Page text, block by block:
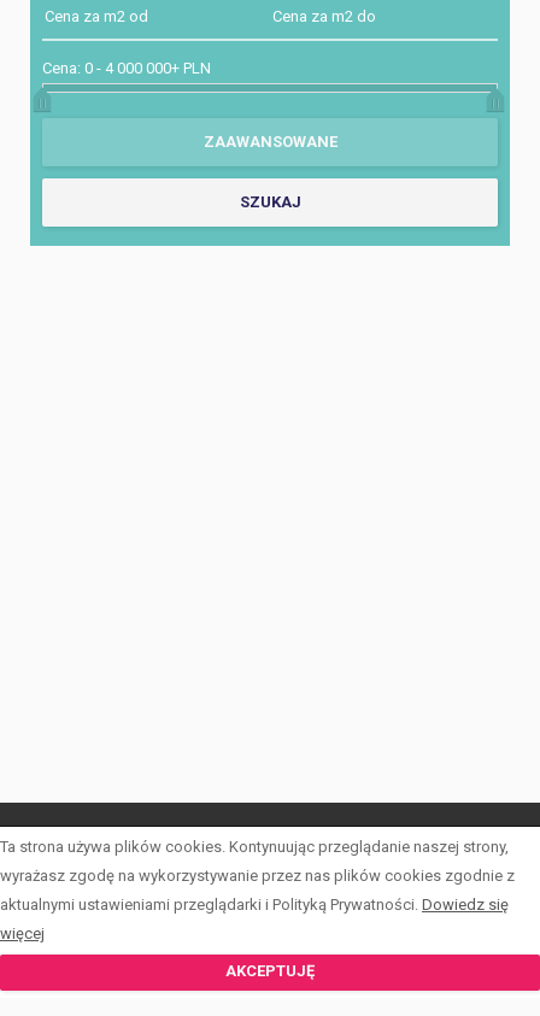
Cena: 0 - 4 000 000+ PLN
LISTA OFERT
INWESTYCJE
Ta strona używa plików cookies. Kontynuując przeglądanie naszej strony,
wyrażasz zgodę na wykorzystywanie przez nas plików cookies zgodnie z
aktualnymi ustawieniami przeglądarki i Polityką Prywatności. Dowiedz się
więcej
AKCEPTUJĘ